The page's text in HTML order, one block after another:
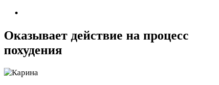
Оказывает действие на процесс
похудения